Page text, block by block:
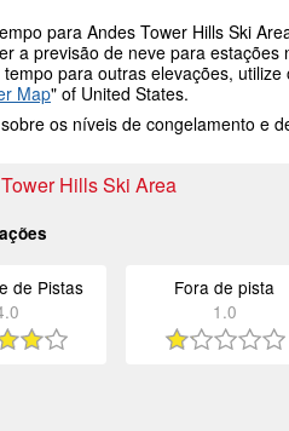
para Andes Tower Hills Ski
a previsão de neve para
para outras elevações,
Map" of United States.
os níveis de congelamento e
Hills Ski Area
de Pistas
Fora de pista
1.0